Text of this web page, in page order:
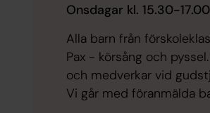
Onsdagar kl. 15.30-
Alla barn från
Pax - körsång och
och medverkar vid
Vi går med föranmälda